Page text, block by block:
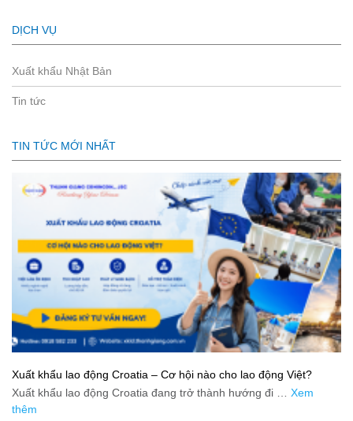
DỊCH VỤ
Xuất khẩu Nhật Bản
Tin tức
TIN TỨC MỚI NHẤT
Xuất khẩu lao động Croatia – Cơ hội nào cho lao động Việt?
Xuất khẩu lao động Croatia đang trở thành hướng đi … Xem
thêm